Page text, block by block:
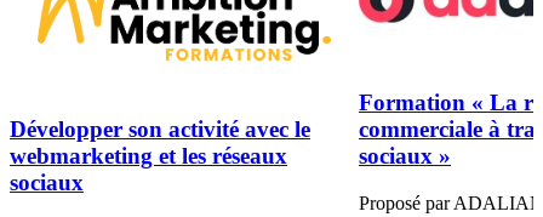
Développer son activité avec le
webmarketing et les réseaux
sociaux
Formation « La
commerciale à
sociaux »
Proposé par